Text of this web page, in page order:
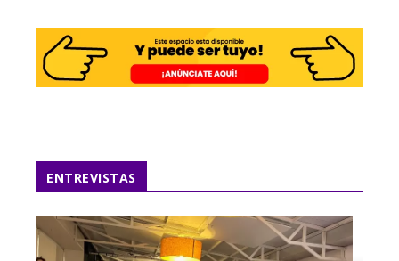
ENTREVISTAS